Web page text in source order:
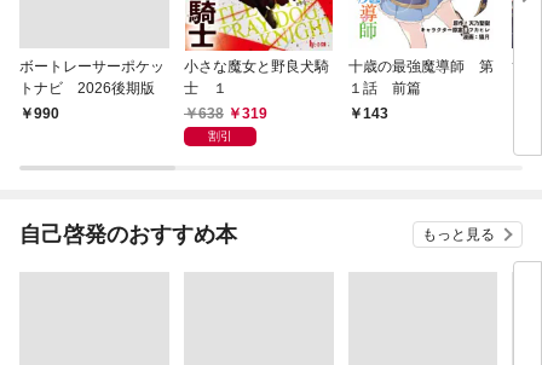
ボートレーサーポケッ
トナビ 2026後期版
￥990
小さな魔女と野良犬騎
士 １
638
319
割引
十歳の最強魔導師 第
１話 前篇
143
ひ
自己啓発のおすすめ本 もっと見る